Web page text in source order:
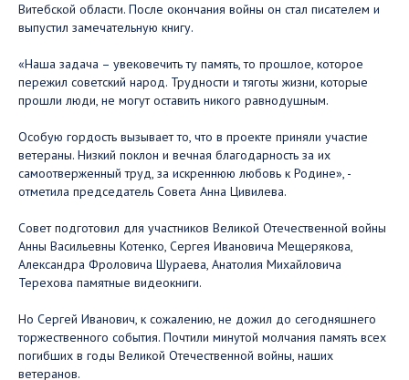
Витебской области. После окончания войны он стал писателем и
выпустил замечательную книгу.
«Наша задача – увековечить ту память, то прошлое, которое
пережил советский народ. Трудности и тяготы жизни, которые
прошли люди, не могут оставить никого равнодушным.
Особую гордость вызывает то, что в проекте приняли участие
ветераны. Низкий поклон и вечная благодарность за их
самоотверженный труд, за искреннюю любовь к Родине», -
отметила председатель Совета Анна Цивилева.
Совет подготовил для участников Великой Отечественной войны
Анны Васильевны Котенко, Сергея Ивановича Мещерякова,
Александра Фроловича Шураева, Анатолия Михайловича
Терехова памятные видеокниги.
Но Сергей Иванович, к сожалению, не дожил до сегодняшнего
торжественного события. Почтили минутой молчания память всех
погибших в годы Великой Отечественной войны, наших
ветеранов.